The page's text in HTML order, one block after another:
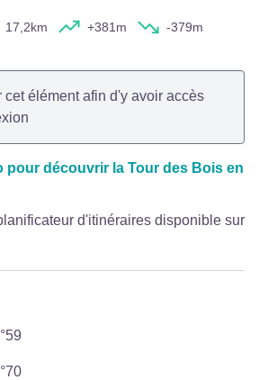
17,2km +381m
-379m
cet élément afin d'y avoir accès
pour découvrir la Tour des Bois en
d'itinéraires disponible sur